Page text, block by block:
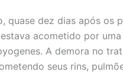
quase dez dias após os
acometido por
A demora no
seus rins,